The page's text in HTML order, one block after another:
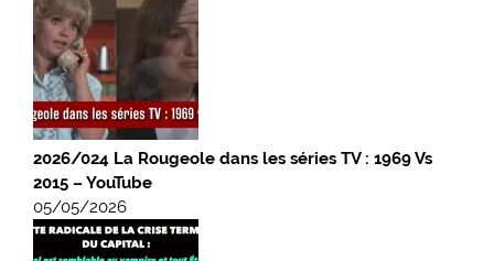
2026/024 La Rougeole dans les séries TV : 1969 Vs
2015 – YouTube
05/05/2026